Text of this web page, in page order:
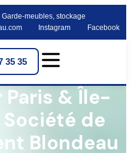
Garde-meubles, stockage
Instagram Facebook
35 35
Paris & Île-
de
Blondeau